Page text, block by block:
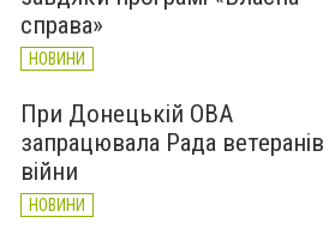
справа»
НОВИНИ
При Донецькій ОВА
запрацювала Рада ветеранів
війни
НОВИНИ